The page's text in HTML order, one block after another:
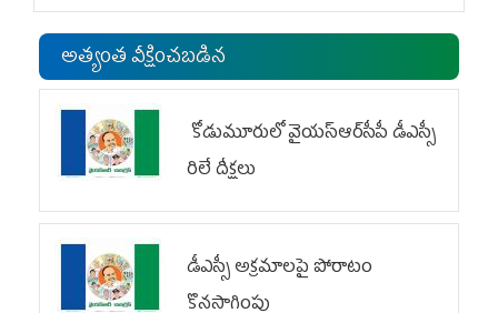
అత్యంత వీక్షించబడిన
కోడుమూరులో వైయ‌స్ఆర్‌సీపీ డీఎస్సీ
రిలే దీక్షలు
డీఎస్సీ అక్రమాలపై పోరాటం
కొనసాగింపు